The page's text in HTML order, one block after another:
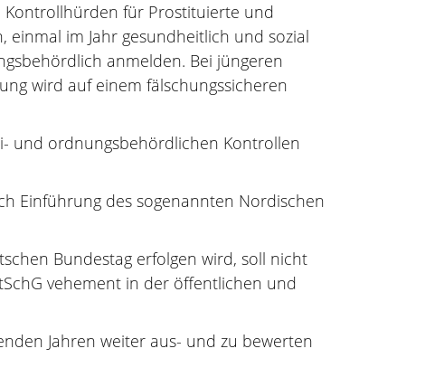
für Prostituierte und
im Jahr gesundheitlich und sozial
anmelden. Bei jüngeren
wird auf einem fälschungssicheren
und ordnungsbehördlichen Kontrollen
Einführung des sogenannten Nordischen
Bundestag erfolgen wird, soll nicht
vehement in der öffentlichen und
Jahren weiter aus- und zu bewerten